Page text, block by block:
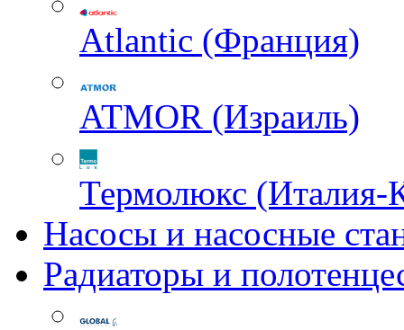
Atlantic (Франция)
ATMOR (Израиль)
Термолюкс (Италия-
Насосы и насосные
Радиаторы и